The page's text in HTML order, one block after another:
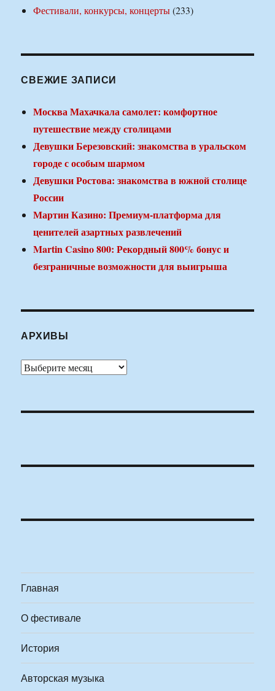
Фестивали, конкурсы, концерты(233)
СВЕЖИЕ ЗАПИСИ
Москва Махачкала самолет: комфортное
путешествие между столицами
Девушки Березовский: знакомства в уральском
городе с особым шармом
Девушки Ростова: знакомства в южной столице
России
Мартин Казино: Премиум-платформа для
ценителей азартных развлечений
Martin Casino 800: Рекордный 800% бонус и
безграничные возможности для выигрыша
АРХИВЫ
Архивы
Главная
О фестивале
История
Авторская музыка